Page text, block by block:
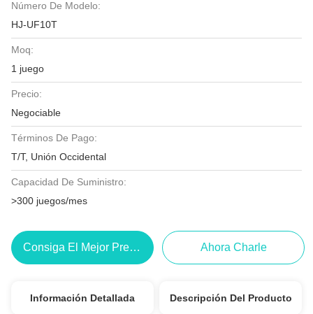
Número De Modelo:
HJ-UF10T
Moq:
1 juego
Precio:
Negociable
Términos De Pago:
T/T, Unión Occidental
Capacidad De Suministro:
>300 juegos/mes
Consiga El Mejor Precio Ahora Charle
Información Detallada Descripción Del Producto